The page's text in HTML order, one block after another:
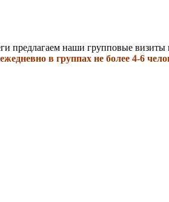
предлагаем наши групповые
ежедневно в группах не более 4-6